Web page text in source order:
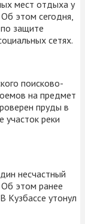
мест отдыха у
этом сегодня,
защите
сетях.
поисково-
на предмет
пруды в
участок реки
несчастный
Об этом ранее
Кузбассе утонул